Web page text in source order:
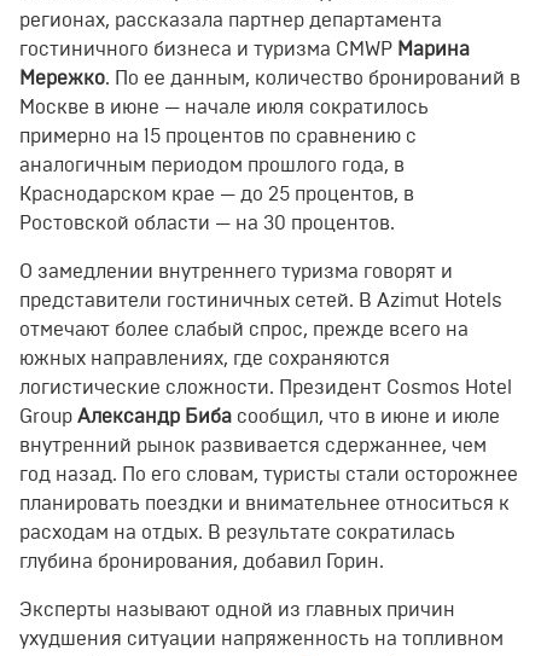
регионах, рассказала партнер департамента
гостиничного бизнеса и туризма CMWP Марина
Мережко. По ее данным, количество бронирований в
Москве в июне — начале июля сократилось
примерно на 15 процентов по сравнению с
аналогичным периодом прошлого года, в
Краснодарском крае — до 25 процентов, в
Ростовской области — на 30 процентов.
О замедлении внутреннего туризма говорят и
представители гостиничных сетей. В Azimut Hotels
отмечают более слабый спрос, прежде всего на
южных направлениях, где сохраняются
логистические сложности. Президент Cosmos Hotel
Group Александр Биба сообщил, что в июне и июле
внутренний рынок развивается сдержаннее, чем
год назад. По его словам, туристы стали осторожнее
планировать поездки и внимательнее относиться к
расходам на отдых. В результате сократилась
глубина бронирования, добавил Горин.
Эксперты называют одной из главных причин
ухудшения ситуации напряженность на топливном